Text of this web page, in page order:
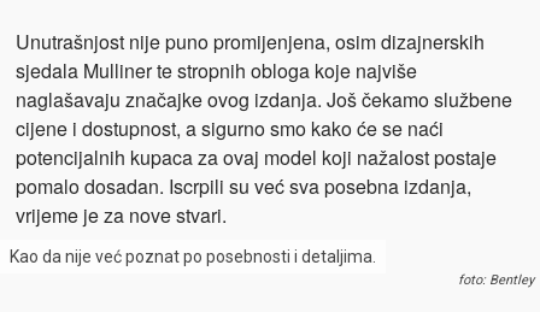
Unutrašnjost nije puno promijenjena, osim dizajnerskih
sjedala Mulliner te stropnih obloga koje najviše
naglašavaju značajke ovog izdanja. Još čekamo službene
cijene i dostupnost, a sigurno smo kako će se naći
potencijalnih kupaca za ovaj model koji nažalost postaje
pomalo dosadan. Iscrpili su već sva posebna izdanja,
vrijeme je za nove stvari.
Kao da nije već poznat po posebnosti i detaljima.
foto: Bentley